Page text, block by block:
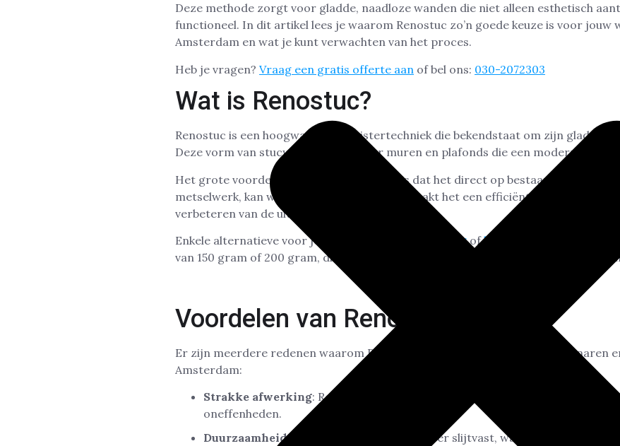
Deze methode zorgt voor gladde, naadloze wanden die niet alleen esthetisch
functioneel. In dit artikel lees je waarom Renostuc zo’n goede keuze is voor
Amsterdam en wat je kunt verwachten van het proces.
Heb je vragen? Vraag een gratis offerte aan of bel ons: 030-2072303
Wat is Renostuc?
Renostuc is een hoogwaardige pleistertechniek die bekendstaat om zijn gladde
Deze vorm van stucwerk is ideaal voor muren en plafonds die een moderne
Het grote voordeel van Renostuc behang is dat het direct op bestaande wanden,
metselwerk, kan worden aangebracht. Dit maakt het een efficiënte en
verbeteren van de uitstraling van je interieur.
Enkele alternatieve voor je muren kunnen
stucbehangofbouwbehang
zijn. Dit
van 150 gram of 200 gram, die perfect zijn voor
Voordelen van Renostuc
Er zijn meerdere redenen waarom Renostuc zo populair is onder huiseigenaren
Amsterdam:
Strakke afwerking: Renostuc zorgt voor een perfect gladde muur zonder
oneffenheden.
Duurzaamheid: Deze pleistertechniek is zeer slijtvast, waardoor je